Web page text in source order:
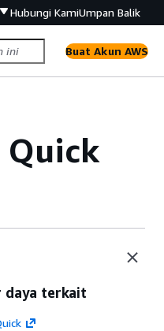
Hubungi KamiUmpan Balik
Buat Akun AWS
daya terkait